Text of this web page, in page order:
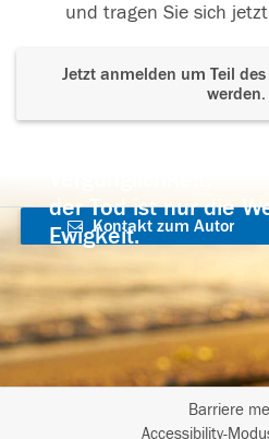
und tragen Sie sich
Jetzt anmelden um Teil
werden.
der Tod ist nur die
Ewigkeit.
Kontakt zum Autor
aufnehmen
Barriere
Accessibility-